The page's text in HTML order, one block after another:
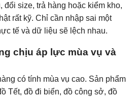
đổi size, trả hàng hoặc kiểm kho,
rất kỹ. Chỉ cần nhập sai một
tế và dữ liệu sẽ lệch nhau.
chịu áp lực mùa vụ và
có tính mùa vụ cao. Sản phẩm
Tết, đồ đi biển, đồ công sở, đồ